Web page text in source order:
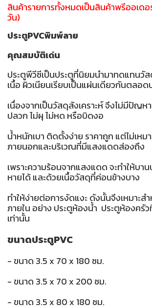
สินค้ารายการทั้งหมดเป็นสินค้าพรีออเด
วัน)
ประตูPVCพิมพ์ลาย
คุณสมบัติเด่น
ประตูพีวีซีเป็นประตูที่นิยมนำมาทดแทนวั
เนื้อ ผิวเนียนเรียบเป็นแผ่นเดียวกันตลอด
เนื่องจากเป็นวัสดุสังเคราะห์ จึงไม่มีปัญห
ปลวก ไม่ผุ ไม่หด หรือบิดงอ
น้ำหนักเบา ติดตั้งง่าย ราคาถูก แต่ไม่เหม
ภายนอกและบริเวณที่มีแสงแดดส่องถึง
เพราะความร้อนจากแสงแดด จะทำให้บา
หายได้ และด้วยเนื้อวัสดุที่ค่อนข้างบาง
ทำให้ง่ายต่อการงัดแงะ ดังนั้นจึงเหมาะส
ภายใน อย่าง ประตูห้องน้ำ ประตูห้องครั
เท่านั้น
ขนาดประตูPVC
- ขนาด 3.5 x 70 x 180 ซม.
- ขนาด 3.5 x 70 x 200 ซม.
- ขนาด 3.5 x 80 x 180 ซม.